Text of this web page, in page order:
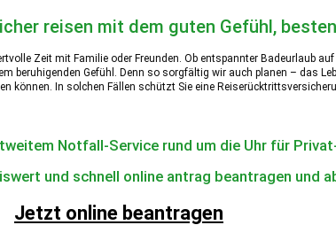
reisen mit dem guten Gefühl,
Zeit mit Familie oder Freunden. Ob entspannter Badeurlaub
beruhigenden Gefühl. Denn so sorgfältig wir auch planen – das
können. In solchen Fällen schützt Sie eine
Notfall-Service rund um die Uhr für
Jetzt online beantragen